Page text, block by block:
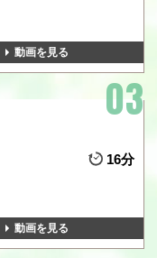
動画を見る
16分
動画を見る